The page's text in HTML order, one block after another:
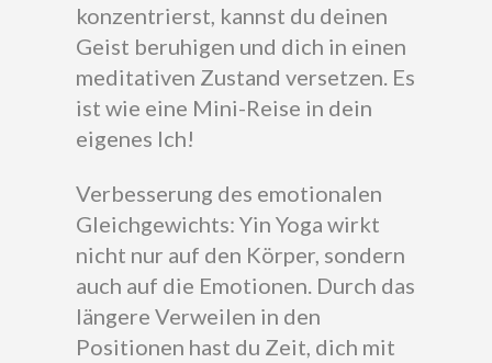
konzentrierst, kannst du deinen
Geist beruhigen und dich in einen
meditativen Zustand versetzen. Es
ist wie eine Mini-Reise in dein
eigenes Ich!
Verbesserung des emotionalen
Gleichgewichts: Yin Yoga wirkt
nicht nur auf den Körper, sondern
auch auf die Emotionen. Durch das
längere Verweilen in den
Positionen hast du Zeit, dich mit